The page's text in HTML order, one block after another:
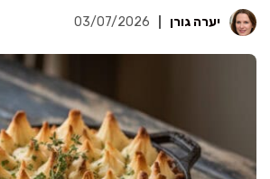
יערה גורן 03/07/2026